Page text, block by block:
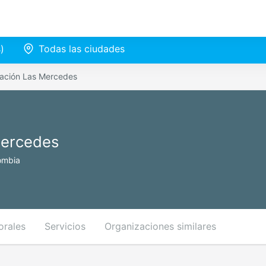
Todas las ciudades
Las Mercedes
Servicios Organizaciones similares